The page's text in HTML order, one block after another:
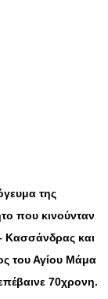
της
που κινούνταν
Κασσάνδρας και
του Αγίου Μάμα
70χρονη.